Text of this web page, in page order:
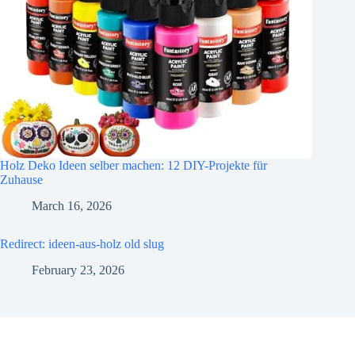
Holz Deko Ideen selber machen: 12 DIY-Projekte für
Zuhause
March 16, 2026
Redirect: ideen-aus-holz old slug
February 23, 2026